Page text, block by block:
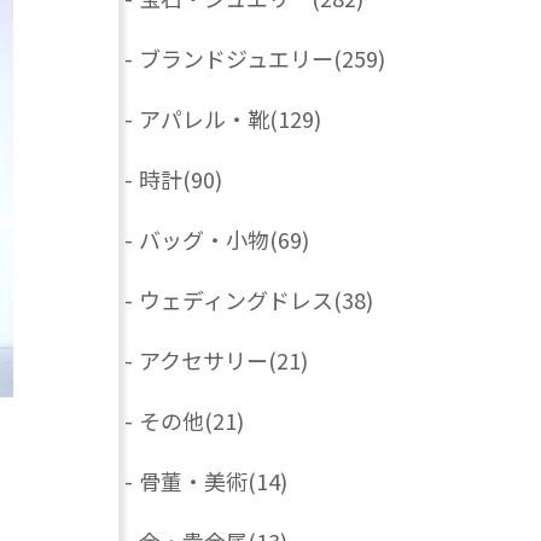
- ブランドジュエリー(259)
- アパレル・靴(129)
- 時計(90)
- バッグ・小物(69)
- ウェディングドレス(38)
- アクセサリー(21)
- その他(21)
- 骨董・美術(14)